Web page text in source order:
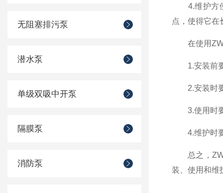
无阻塞排污泵
潜水泵
单级双吸中开泵
隔膜泵
消防泵
4.维护方便
点，使得它在
在使用ZW
1.安装前要
2.安装时要
3.使用时要
4.维护时要
总之，ZW
装、使用和维